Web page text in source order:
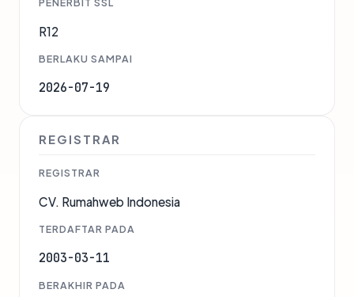
PENERBIT SSL
R12
BERLAKU SAMPAI
2026-07-19
REGISTRAR
REGISTRAR
CV. Rumahweb Indonesia
TERDAFTAR PADA
2003-03-11
BERAKHIR PADA